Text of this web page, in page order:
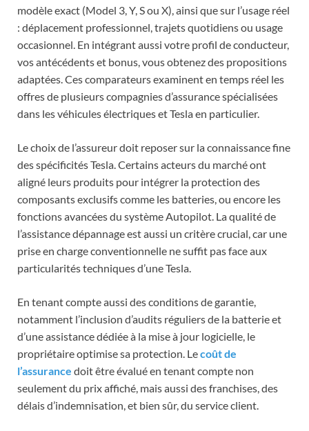
modèle exact (Model 3, Y, S ou X), ainsi que sur l’usage réel
: déplacement professionnel, trajets quotidiens ou usage
occasionnel. En intégrant aussi votre profil de conducteur,
vos antécédents et bonus, vous obtenez des propositions
adaptées. Ces comparateurs examinent en temps réel les
offres de plusieurs compagnies d’assurance spécialisées
dans les véhicules électriques et Tesla en particulier.
Le choix de l’assureur doit reposer sur la connaissance fine
des spécificités Tesla. Certains acteurs du marché ont
aligné leurs produits pour intégrer la protection des
composants exclusifs comme les batteries, ou encore les
fonctions avancées du système Autopilot. La qualité de
l’assistance dépannage est aussi un critère crucial, car une
prise en charge conventionnelle ne suffit pas face aux
particularités techniques d’une Tesla.
En tenant compte aussi des conditions de garantie,
notamment l’inclusion d’audits réguliers de la batterie et
d’une assistance dédiée à la mise à jour logicielle, le
propriétaire optimise sa protection. Lecoût de
l’assurance doit être évalué en tenant compte non
seulement du prix affiché, mais aussi des franchises, des
délais d’indemnisation, et bien sûr, du service client.